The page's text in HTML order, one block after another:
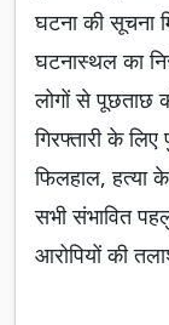
घटना की सूचना
घटनास्थल का
लोगों से पूछताछ
गिरफ्तारी के
फिलहाल, हत्या
सभी संभावित
आरोपियों की